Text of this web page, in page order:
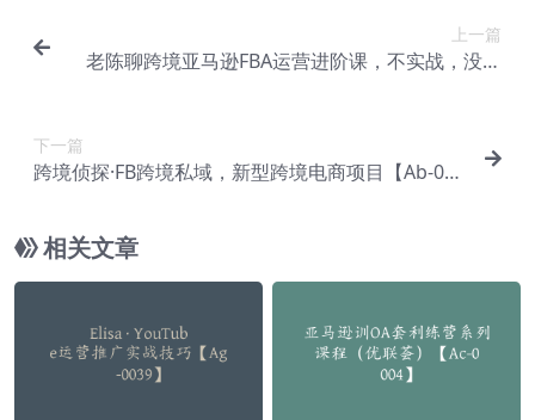
上一篇
老陈聊跨境亚马逊FBA运营进阶课，不实战，没效
下一篇
跨境侦探·FB跨境私域，新型跨境电商项目【Ab-003
相关文章